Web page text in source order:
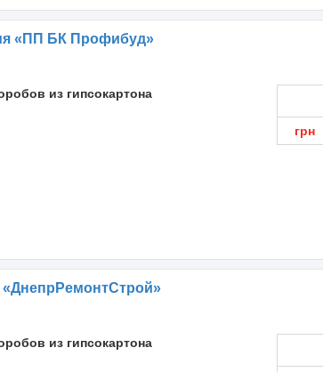
«ПП БК Профибуд»
из гипсокартона
грн
«ДнепрРемонтСтрой»
из гипсокартона